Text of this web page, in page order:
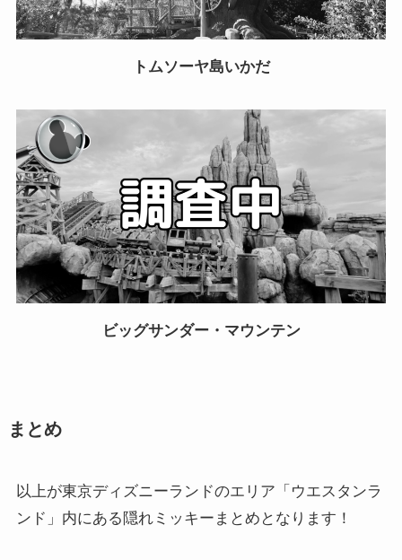
トムソーヤ島いかだ
ビッグサンダー・マウンテン
まとめ
以上が東京ディズニーランドのエリア「ウエスタンラ
ンド」内にある隠れミッキーまとめとなります！